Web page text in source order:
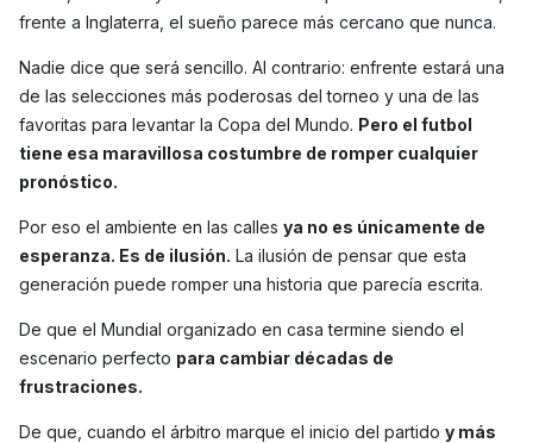
frente a Inglaterra, el sueño parece más cercano que nunca.
Nadie dice que será sencillo. Al contrario: enfrente estará una
de las selecciones más poderosas del torneo y una de las
favoritas para levantar la Copa del Mundo. Pero el futbol
tiene esa maravillosa costumbre de romper cualquier
pronóstico.
Por eso el ambiente en las calles ya no es únicamente de
esperanza. Es de ilusión. La ilusión de pensar que esta
generación puede romper una historia que parecía escrita.
De que el Mundial organizado en casa termine siendo el
escenario perfecto para cambiar décadas de
frustraciones.
De que, cuando el árbitro marque el inicio del partido y más